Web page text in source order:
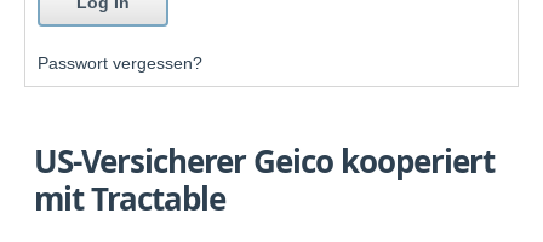
Passwort vergessen?
US-Versicherer Geico kooperiert
mit Tractable